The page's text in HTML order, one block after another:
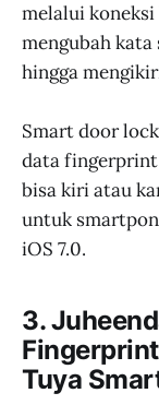
melalui
mengubah
hingga
Smart door
data fingerprint
bisa kiri atau
untuk
iOS 7.0.
3.
Tuya